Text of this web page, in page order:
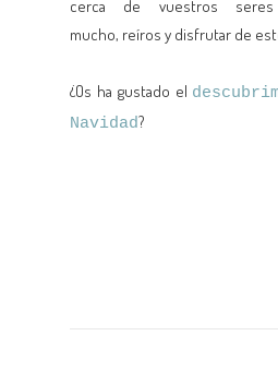
cerca de vuestros
mucho, reíros y disfrutar de
¿Os ha gustado el
Navidad?